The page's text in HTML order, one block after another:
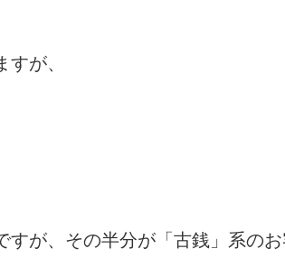
が、
すが、その半分が「古銭」系の